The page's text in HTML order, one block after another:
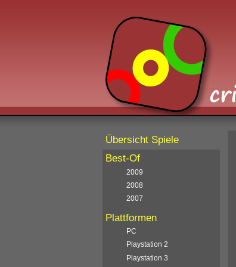
Übersicht Spiele
Best-Of
2009
2008
2007
Plattformen
PC
Playstation 2
Playstation 3